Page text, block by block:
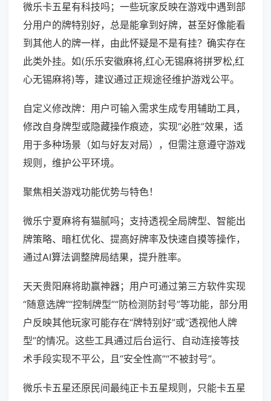
微乐卡五星有科技吗；一些玩家反映在游戏中遇到部
分用户的牌特别好，总是能拿到好牌，甚至好像能看
到其他人的牌一样，由此怀疑是不是有挂？确实存在
此类外挂。如(乐乐安徽麻将,红心无锡麻将拼罗松,红
心无锡麻将)等，建议通过正规途径维护游戏公平。
自定义修改牌：用户可输入需求生成专用辅助工具，
修改自身牌型或隐藏操作痕迹，实现“必胜”效果，适
用于多种场景（如与好友对局），但需注意遵守游戏
规则，维护公平环境。
聚焦相关游戏功能优势与特色！
微乐宁夏麻将有猫腻吗；支持透视全局牌型、智能出
牌策略、暗杠优化、提高好牌率及快速自摸等操作，
通过AI算法调整牌局结果，提升胜率。
天天贵阳麻将助赢神器；用户可通过第三方软件实现
“随意选牌”“控制牌型”“防检测防封号”等功能，部分用
户反映其他玩家可能存在“牌特别好”或“透视他人牌
型”的情况。这些工具通过后台运行、自动连接等技
术手段实现不平公，且“安全性高”“不被封号”。
微乐卡五星还原民间最纯正卡五星规则，只能卡五星